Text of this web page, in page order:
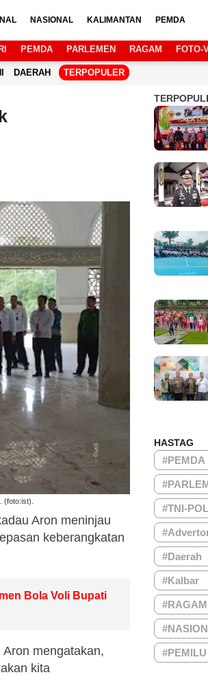
NASIONAL KALIMANTAN PEMDA
PEMDA PARLEMEN RAGAM FOTO-
DAERAH TERPOPULER
(foto:ist).
Aron meninjau
keberangkatan
Bola Voli Bupati
mengatakan,
kita
HASTAG
#PEMDA
#TNI-
#Daerah
#Kalbar
#RAGAM
#PEMILU